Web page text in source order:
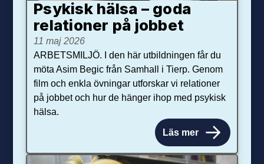
Psykisk hälsa – goda
relationer på jobbet
11 maj 2026
ARBETSMILJÖ. I den här utbildningen får du
möta Asim Begic från Samhall i Tierp. Genom
film och enkla övningar utforskar vi relationer
på jobbet och hur de hänger ihop med psykisk
hälsa.
Läs mer